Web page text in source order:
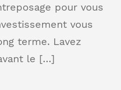
pour vous
vous
terme. Lavez
le […]